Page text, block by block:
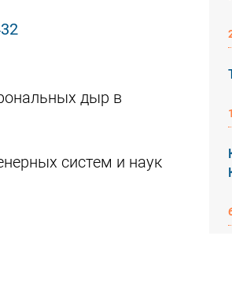
дыр в
систем и наук